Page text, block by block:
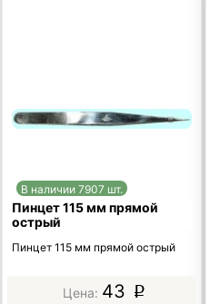
В наличии 7907 шт.
Пинцет 115 мм прямой
острый
Пинцет 115 мм прямой острый
43 p